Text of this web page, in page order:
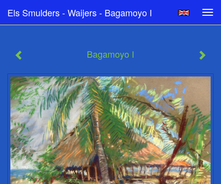
Els Smulders - Waijers - Bagamoyo I
Bagamoyo I